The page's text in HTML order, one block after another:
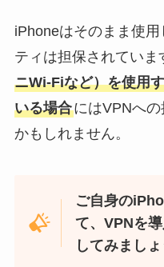
iPhoneはそのまま使
ティは担保されていま
ニWi-Fiなど）を使用
いる場合にはVPNへ
かもしれません。
ご自身の
て、VPNを
してみましょ